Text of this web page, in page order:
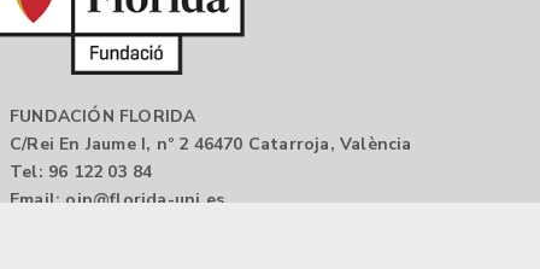
FUNDACIÓN FLORIDA
C/Rei En Jaume I, nº 2 46470 Catarroja, València
Tel: 96 122 03 84
Email: oip@florida-uni.es